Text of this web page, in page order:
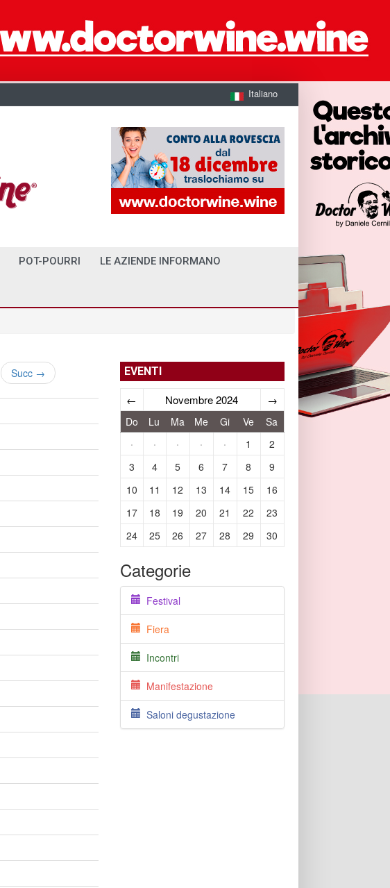
Italiano
POT-POURRI LE AZIENDE INFORMANO
Succ → EVENTI
← Novembre 2024 →
Do Lu Ma Me Gi Ve
Sa
·
· · · · 1
2
3
4 5 6 7 8
9
10
11 12 13 14 15
16
17
18 19 20 21 22
23
24
25 26 27 28 29 30
Categorie
Festival
Fiera
Incontri
Manifestazione
Saloni degustazione